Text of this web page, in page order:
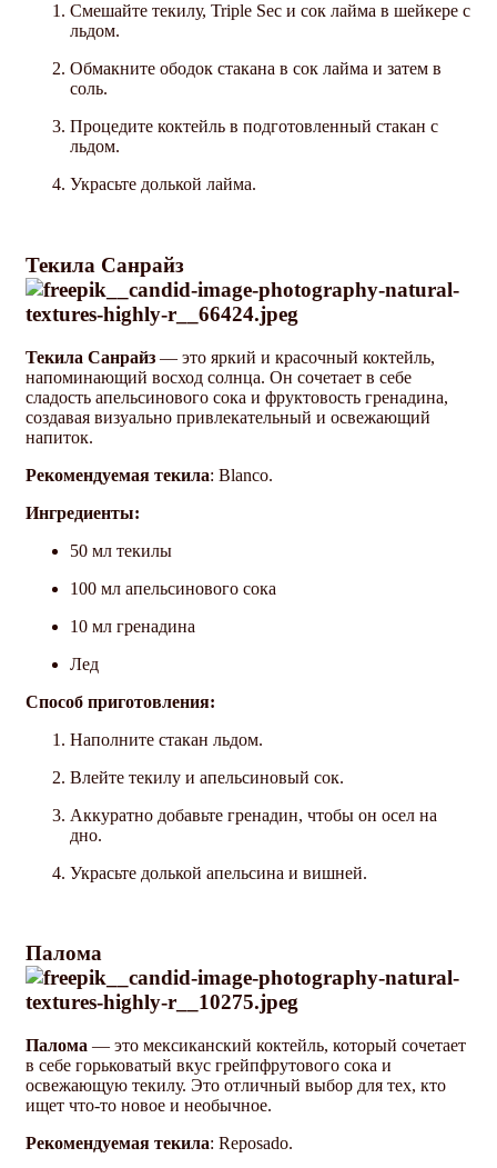
Смешайте текилу, Triple Sec и сок лайма в шейкере с
льдом.
Обмакните ободок стакана в сок лайма и затем в
соль.
Процедите коктейль в подготовленный стакан с
льдом.
Украсьте долькой лайма.
Текила Санрайз
Текила Санрайз — это яркий и красочный коктейль,
напоминающий восход солнца. Он сочетает в себе
сладость апельсинового сока и фруктовость гренадина,
создавая визуально привлекательный и освежающий
напиток.
Рекомендуемая текила: Blanco.
Ингредиенты:
50 мл текилы
100 мл апельсинового сока
10 мл гренадина
Лед
Способ приготовления:
Наполните стакан льдом.
Влейте текилу и апельсиновый сок.
Аккуратно добавьте гренадин, чтобы он осел на
дно.
Украсьте долькой апельсина и вишней.
Палома
Палома — это мексиканский коктейль, который сочетает
в себе горьковатый вкус грейпфрутового сока и
освежающую текилу. Это отличный выбор для тех, кто
ищет что-то новое и необычное.
Рекомендуемая текила: Reposado.